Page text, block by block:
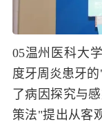
05温州医科大
度牙周炎患牙
了病因探究与
策法"提出从客